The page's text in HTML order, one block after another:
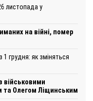
листопада у
на війні, помер
1 грудня: як зміняться
військовими
та Олегом Ліщинським